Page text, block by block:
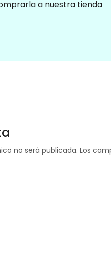
a nuestra tienda
no será publicada. Los